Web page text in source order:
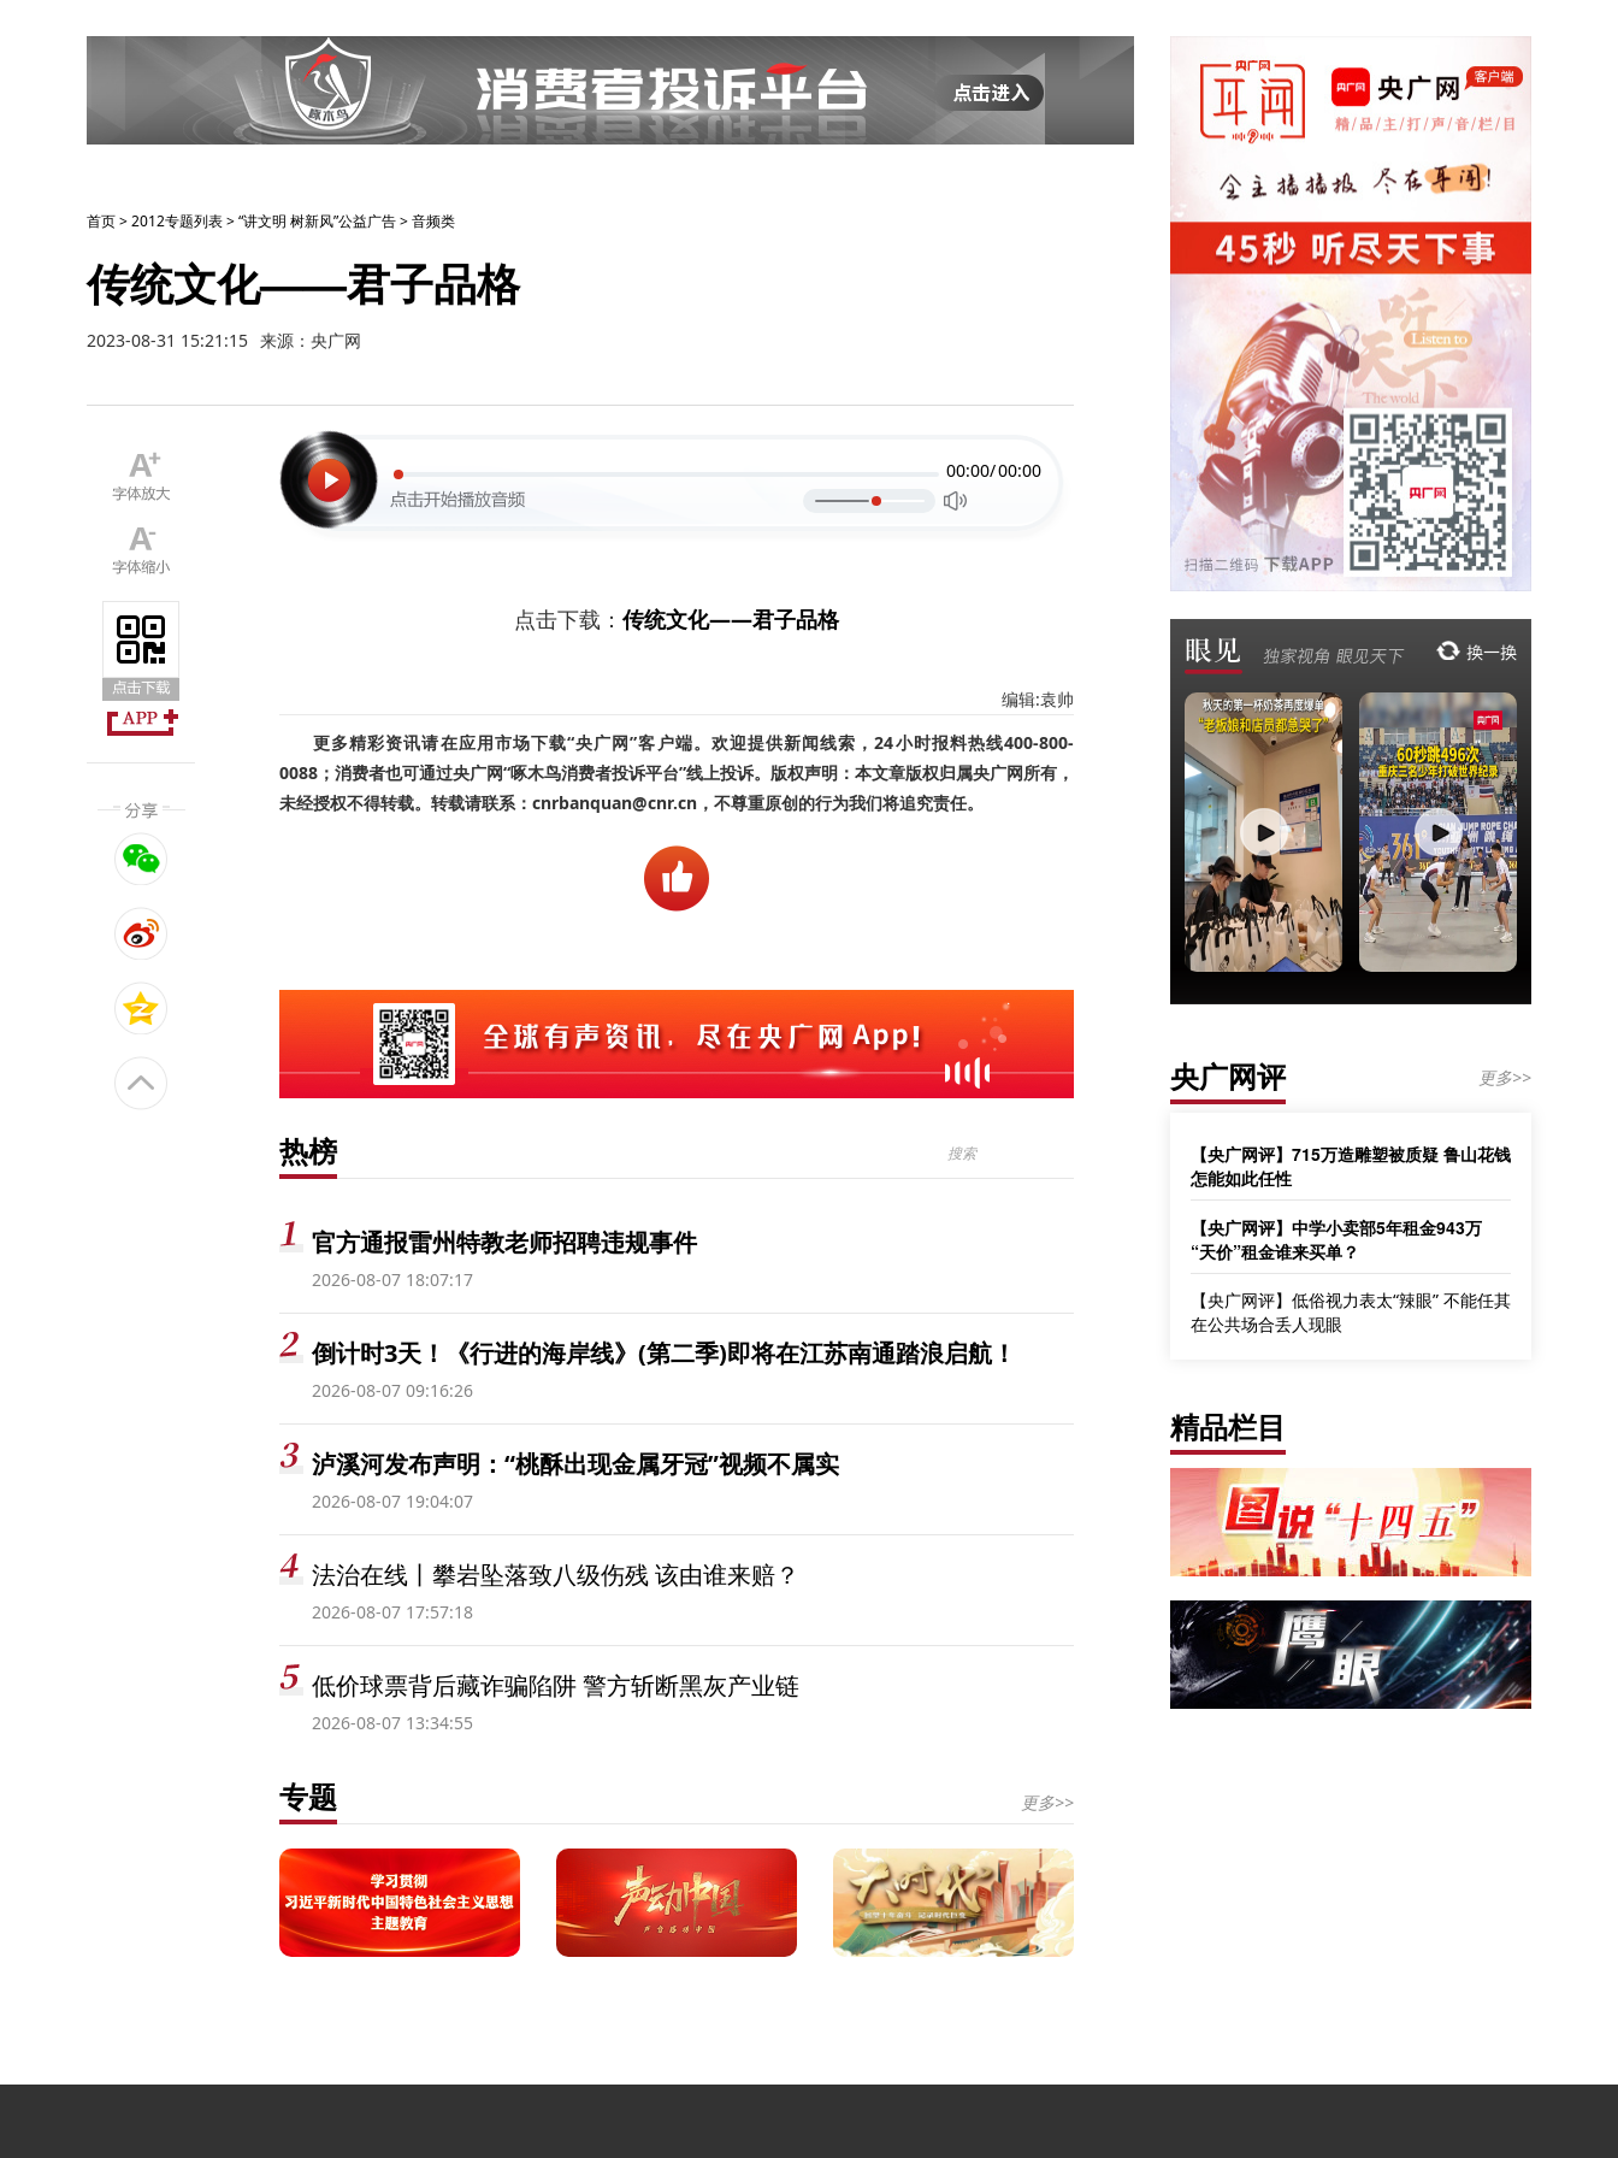
首页>2012专题列表>“讲文明 树新风”公益广告>音频类
传统文化——君子品格
2023-08-31 15:21:15 来源：央广网
00:00/00:00
点击下载： 传统文化——君子品格
编辑:袁帅
更多精彩资讯请在应用市场下载“央广网”客户端。欢迎提供新闻线索，24小时报料热线400-800-
0088；消费者也可通过央广网“啄木鸟消费者投诉平台”线上投诉。版权声明：本文章版权归属央广网所有，
未经授权不得转载。转载请联系：cnrbanquan@cnr.cn，不尊重原创的行为我们将追究责任。
热榜
官方通报雷州特教老师招聘违规事件
2026-08-07 18:07:17
倒计时3天！《行进的海岸线》(第二季)即将在江苏南通踏浪启航！
2026-08-07 09:16:26
泸溪河发布声明：“桃酥出现金属牙冠”视频不属实
2026-08-07 19:04:07
法治在线丨攀岩坠落致八级伤残 该由谁来赔？
2026-08-07 17:57:18
低价球票背后藏诈骗陷阱 警方斩断黑灰产业链
2026-08-07 13:34:55
专题 更多>>
央广网评 更多>>
【央广网评】715万造雕塑被质疑 鲁山花钱
怎能如此任性
【央广网评】中学小卖部5年租金943万
“天价”租金谁来买单？
【央广网评】低俗视力表太“辣眼” 不能任其
在公共场合丢人现眼
精品栏目